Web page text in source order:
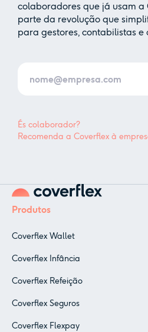
colaboradores que já usam a
parte da revolução que
para gestores, contabilistas e
És colaborador?
Recomenda a Coverflex à
Produtos
Coverflex Wallet
Coverflex Infância
Coverflex Refeição
Coverflex Seguros
Coverflex Flexpay